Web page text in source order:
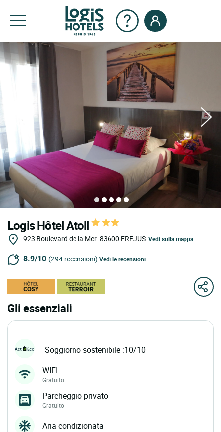
Logis Hôtel Atoll
923 Boulevard de la Mer. 83600 FREJUS Vedi sulla mappa
8.9/10 (294 recensioni) Vedi le recensioni
Gli essenziali
Soggiorno sostenibile :10/10
WIFI
Gratuito
Parcheggio privato
Gratuito
Aria condizionata